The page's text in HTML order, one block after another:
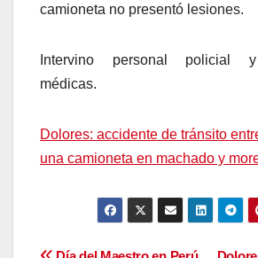
camioneta no presentó lesiones.
Intervino personal policial y
médicas.
Dolores: accidente de tránsito
una camioneta en machado y